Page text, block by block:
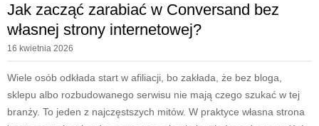
Jak zacząć zarabiać w Conversand bez
własnej strony internetowej?
16 kwietnia 2026
Wiele osób odkłada start w afiliacji, bo zakłada, że bez bloga,
sklepu albo rozbudowanego serwisu nie mają czego szukać w tej
branży. To jeden z najczęstszych mitów. W praktyce własna strona